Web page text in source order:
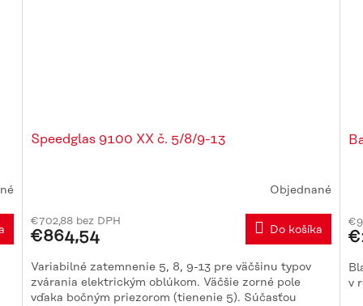
Speedglas 9100 XX č. 5/8/9-13
Objednané
€702,88 bez DPH
€864,54 Do košíka
Variabilné zatemnenie 5, 8, 9-13 pre väčšinu typov
zvárania elektrickým oblúkom. Väčšie zorné pole
vďaka bočným priezorom (tienenie 5). Súčasťou
je
z
5
v